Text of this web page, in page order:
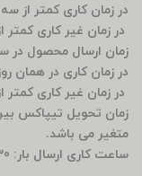
در زمان کاری کمتر از
در زمان غیر کاری کمتر از 24 ساعت
زمان ارسال محصول در
در زمان کاری در همان
در زمان غیر کاری کمتر از 24 ساعت ارسال به پست و تیپاکس
زمان تحویل تیپاکس
متغیر می باشد.
ساعت کاری ارسال بار: 10.30 صبح تا 8 شب